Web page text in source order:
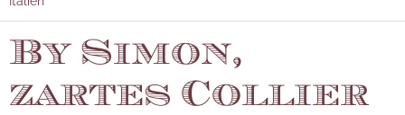
By Simon,
zartes Collier